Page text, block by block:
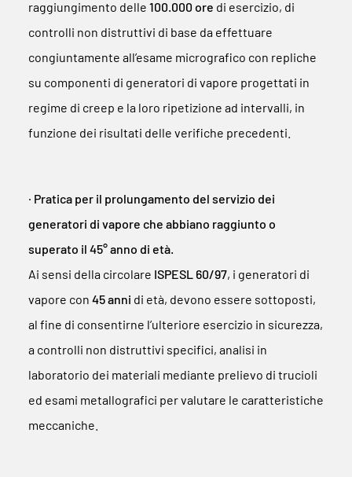
raggiungimento delle 100.000 ore di esercizio, di
controlli non distruttivi di base da effettuare
congiuntamente all’esame micrografico con repliche
su componenti di generatori di vapore progettati in
regime di creep e la loro ripetizione ad intervalli, in
funzione dei risultati delle verifiche precedenti.
∙ Pratica per il prolungamento del servizio dei
generatori di vapore che abbiano raggiunto o
superato il 45° anno di età.
Ai sensi della circolare ISPESL 60/97, i generatori di
vapore con 45 anni di età, devono essere sottoposti,
al fine di consentirne l’ulteriore esercizio in sicurezza,
a controlli non distruttivi specifici, analisi in
laboratorio dei materiali mediante prelievo di trucioli
ed esami metallografici per valutare le caratteristiche
meccaniche.